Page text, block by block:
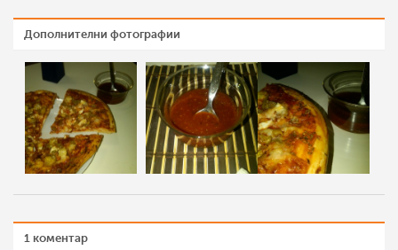
Дополнителни фотографии
1 коментар